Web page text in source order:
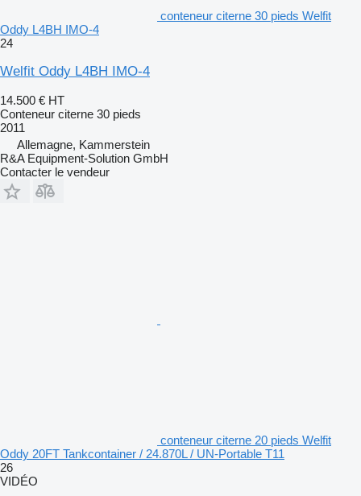
conteneur citerne 30 pieds Welfit
Oddy L4BH IMO-4
24
Welfit Oddy L4BH IMO-4
14.500 € HT
Conteneur citerne 30 pieds
2011
Allemagne, Kammerstein
R&A Equipment-Solution GmbH
Contacter le vendeur
conteneur citerne 20 pieds Welfit
Oddy 20FT Tankcontainer / 24.870L / UN-Portable T11
26
VIDÉO